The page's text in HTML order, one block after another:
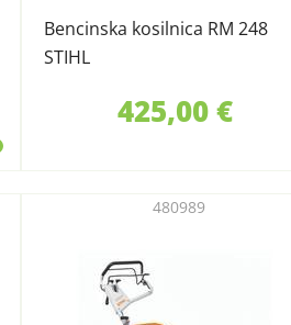
Bencinska kosilnica RM 248
STIHL
425,00 €
480989